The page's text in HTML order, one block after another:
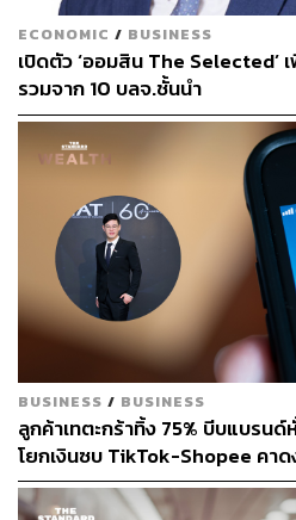
h
https://
https://www.facebook.com/
4%E0%B8%B5-
https://twitter.com/
7690416128
https://
https://
https://
https://
https://
https://
https://
https://
https://
_rdr
ECONOMIC / BUSINESS
เปิดตัว ‘ออมสิน The Selected’
รวมจาก 10 บลจ.ชั้นนำ
BUSINESS / BUSINESS
ลูกค้าเทตะกร้าทิ้ง 75% บีบแบร
โยกเงินซบ TikTok-Shopee คา
ครั้งแรกในรอบ 14 ปี